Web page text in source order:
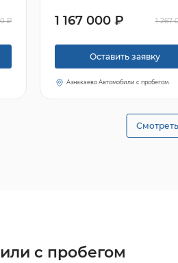
₽ 1 167 000 ₽ 1 267
Оставить заявку
Азнакаево Автомобили с пробегом.
с пробегом